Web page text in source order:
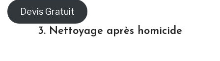
Devis Gratuit
3. Nettoyage après homicide